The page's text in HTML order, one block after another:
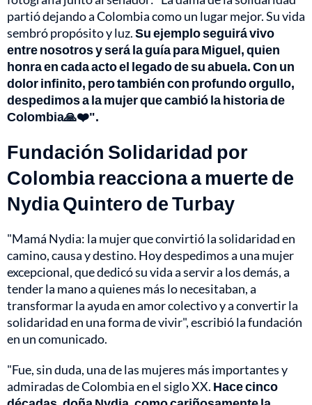
partió dejando a Colombia como un lugar mejor. Su vida
sembró propósito y luz.Su ejemplo seguirá vivo
entre nosotros y será la guía para Miguel, quien
honra en cada acto el legado de su abuela. Con un
dolor infinito, pero también con profundo orgullo,
despedimos a la mujer que cambió la historia de
Colombia🙏❤️".
Fundación Solidaridad por
Colombia reacciona a muerte de
Nydia Quintero de Turbay
"Mamá Nydia: la mujer que convirtió la solidaridad en
camino, causa y destino. Hoy despedimos a una mujer
excepcional, que dedicó su vida a servir a los demás, a
tender la mano a quienes más lo necesitaban, a
transformar la ayuda en amor colectivo y a convertir la
solidaridad en una forma de vivir", escribió la fundación
en un comunicado.
"Fue, sin duda, una de las mujeres más importantes y
admiradas de Colombia en el siglo XX. Hace cinco